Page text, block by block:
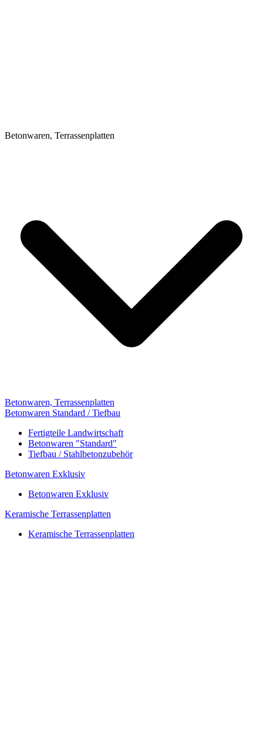
Betonwaren, Terrassenplatten
Betonwaren, Terrassenplatten
Betonwaren Standard / Tiefbau
Fertigteile Landwirtschaft
Betonwaren "Standard"
Tiefbau / Stahlbetonzubehör
Betonwaren Exklusiv
Betonwaren Exklusiv
Keramische Terrassenplatten
Keramische Terrassenplatten